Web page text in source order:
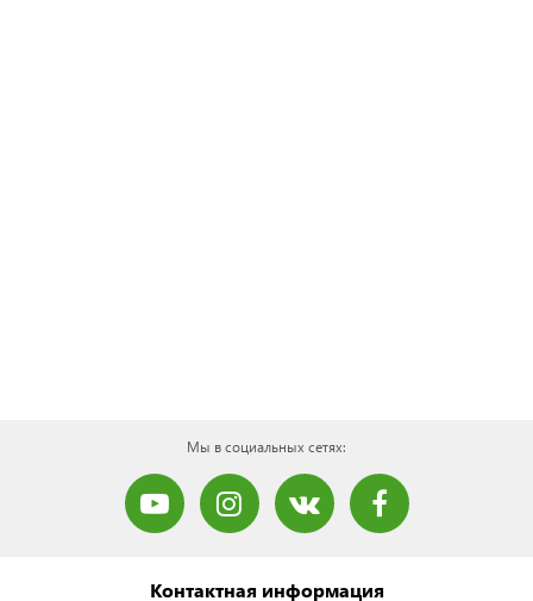
Мы в социальных сетях:
Контактная информация